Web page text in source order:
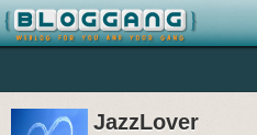
JazzLover